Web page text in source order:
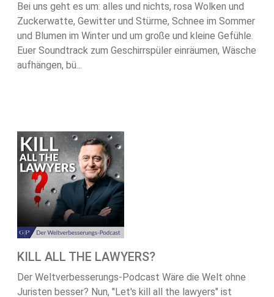
Bei uns geht es um: alles und nichts, rosa Wolken und
Zuckerwatte, Gewitter und Stürme, Schnee im Sommer
und Blumen im Winter und um große und kleine Gefühle.
Euer Soundtrack zum Geschirrspüler einräumen, Wäsche
aufhängen, bü...
KILL ALL THE LAWYERS?
Der Weltverbesserungs-Podcast Wäre die Welt ohne
Juristen besser? Nun, "Let's kill all the lawyers" ist